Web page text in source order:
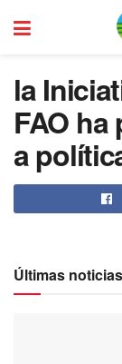
la
FAO
a
Últimas noticias